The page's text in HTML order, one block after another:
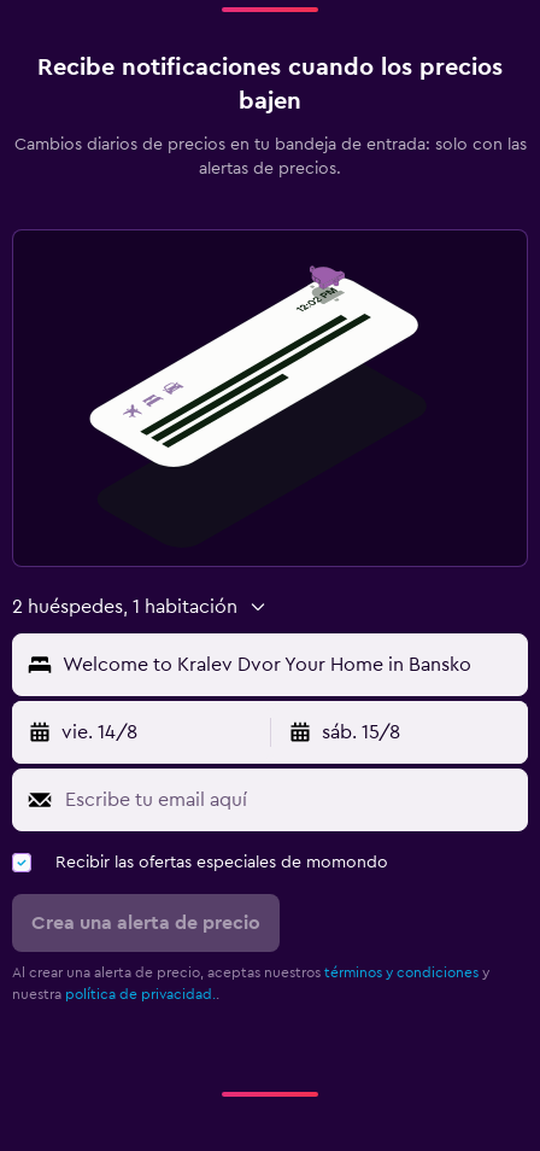
Recibe notificaciones cuando los precios
bajen
Cambios diarios de precios en tu bandeja de entrada: solo con las
alertas de precios.
2 huéspedes, 1 habitación
Welcome to Kralev Dvor Your Home in Bansko
vie. 14/8 sáb. 15/8
Recibir las ofertas especiales de momondo
Crea una alerta de precio
Al crear una alerta de precio, aceptas nuestros términos y condiciones y
nuestra política de privacidad.